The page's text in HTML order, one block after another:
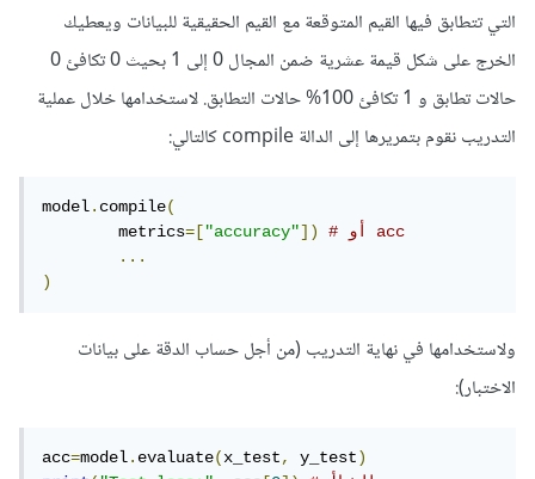
التي تتطابق فيها القيم المتوقعة مع القيم الحقيقية للبيانات ويعطيك
الخرج على شكل قيمة عشرية ضمن المجال 0 إلى 1 بحيث 0 تكافئ 0
حالات تطابق و 1 تكافئ 100% حالات التطابق. لاستخدامها خلال عملية
التدريب نقوم بتمريرها إلى الدالة compile كالتالي:
model.compile(
	metrics
=["accuracy"])
# أو acc
...
)
ولاستخدامها في نهاية التدريب (من أجل حساب الدقة على بيانات
الاختبار):
acc=model.evaluate(x_test, y_test)